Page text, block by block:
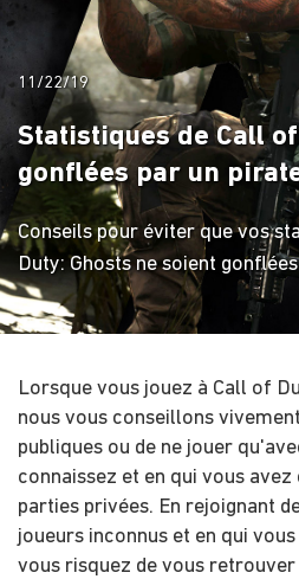
11/22/19
Statistiques de Call
gonflées par un
Conseils pour éviter que vos
Duty: Ghosts ne soient
Lorsque vous jouez à Call of
nous vous conseillons
publiques ou de ne jouer
connaissez et en qui vous
parties privées. En rejoignant
joueurs inconnus et en qui
vous risquez de vous retrouver